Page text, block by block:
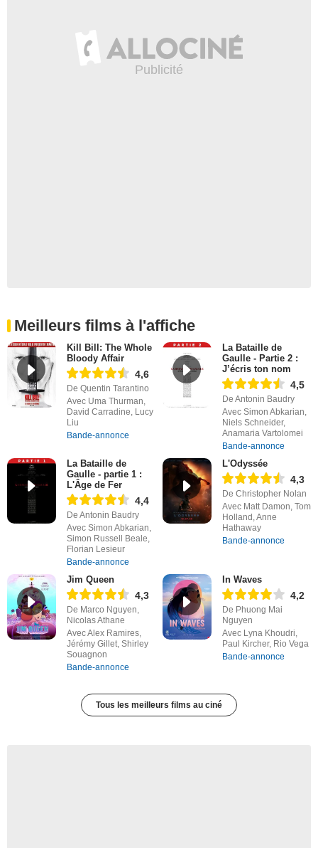
Meilleurs films à l'affiche
Kill Bill: The Whole
Bloody Affair
4,6
De Quentin Tarantino
Avec Uma Thurman,
David Carradine, Lucy
Liu
Bande-annonce
La Bataille de
Gaulle - Partie 2 :
J’écris ton nom
4,5
De Antonin Baudry
Avec Simon Abkarian,
Niels Schneider,
Anamaria Vartolomei
Bande-annonce
La Bataille de
Gaulle - partie 1 :
L'Âge de Fer
4,4
De Antonin Baudry
Avec Simon Abkarian,
Simon Russell Beale,
Florian Lesieur
Bande-annonce
L'Odyssée
4,3
De Christopher Nolan
Avec Matt Damon, Tom
Holland, Anne
Hathaway
Bande-annonce
Jim Queen
4,3
De Marco Nguyen,
Nicolas Athane
Avec Alex Ramires,
Jérémy Gillet, Shirley
Souagnon
Bande-annonce
In Waves
4,2
De Phuong Mai
Nguyen
Avec Lyna Khoudri,
Paul Kircher, Rio Vega
Bande-annonce
Tous les meilleurs films au ciné